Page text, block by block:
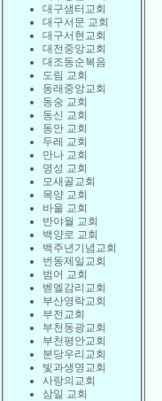
대구샘터교회
대구서문 교회
대구서현교회
대전중앙교회
대조동순복음
도림 교회
동래중앙교회
동숭 교회
동신 교회
동안 교회
두레 교회
만나 교회
명성 교회
모새골교회
목양 교회
바울 교회
반야월 교회
백양로 교회
백주년기념교회
번동제일교회
범어 교회
벧엘감리교회
부산영락교회
부전교회
부천동광교회
부천평안교회
분당우리교회
빛과생명교회
사랑의교회
삼일 교회